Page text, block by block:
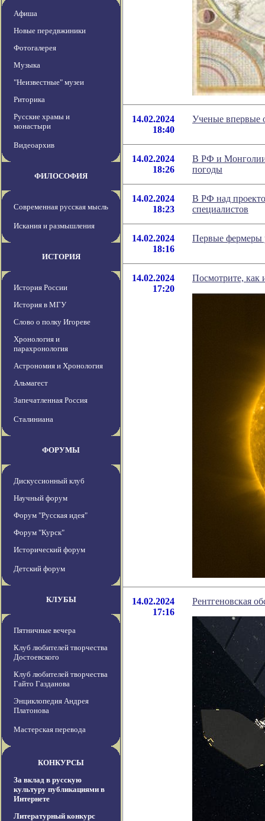
Афиша
Новые передвжиники
Фотогалерея
Музыка
"Неизвестные" музеи
Риторика
Русские храмы и
монастыри
Видеоархив
ФИЛОСОФИЯ
Современная русская мысль
Искания и размышления
ИСТОРИЯ
История России
История в МГУ
Слово о полку Игореве
Хронология и
парахронология
Астрономия и Хронология
Альмагест
Запечатленная Россия
Сталиниана
ФОРУМЫ
Дискуссионный клуб
Научный форум
Форум "Русская идея"
Форум "Курск"
Исторический форум
Детский форум
КЛУБЫ
Пятничные вечера
Клуб любителей творчества
Достоевского
Клуб любителей творчества
Гайто Газданова
Энциклопедия Андрея
Платонова
Мастерская перевода
КОНКУРСЫ
За вклад в русскую
культуру публикациями в
Интернете
Литературный конкурс
14.02.2024
18:40
Ученые впервые
14.02.2024
18:26
В РФ и Монголии
погоды
14.02.2024
18:23
В РФ над
специалистов
14.02.2024
18:16
Первые фермеры
14.02.2024
17:20
Посмотрите, как
14.02.2024
17:16
Рентгеновская